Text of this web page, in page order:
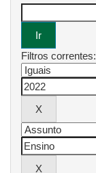
Filtros correntes: